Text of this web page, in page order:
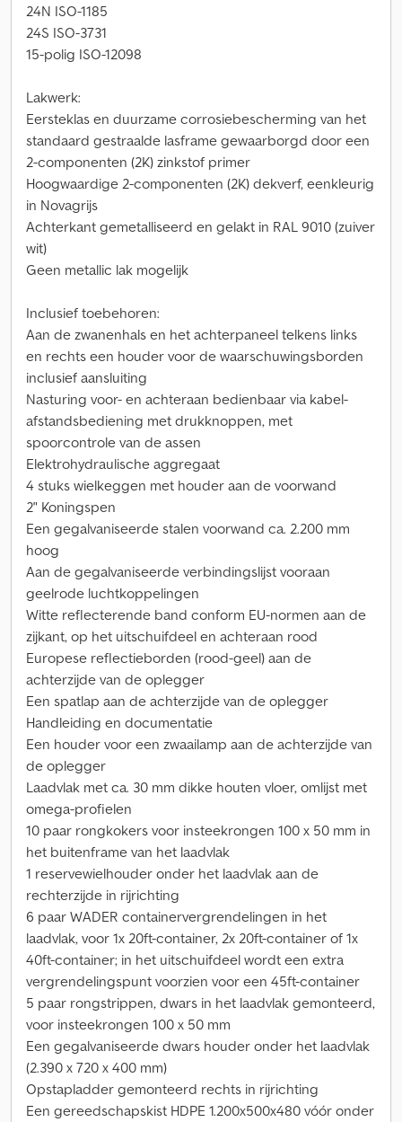
24N ISO-1185
24S ISO-3731
15-polig ISO-12098
Lakwerk:
Eersteklas en duurzame corrosiebescherming van het
standaard gestraalde lasframe gewaarborgd door een
2-componenten (2K) zinkstof primer
Hoogwaardige 2-componenten (2K) dekverf, eenkleurig
in Novagrijs
Achterkant gemetalliseerd en gelakt in RAL 9010 (zuiver
wit)
Geen metallic lak mogelijk
Inclusief toebehoren:
Aan de zwanenhals en het achterpaneel telkens links
en rechts een houder voor de waarschuwingsborden
inclusief aansluiting
Nasturing voor- en achteraan bedienbaar via kabel-
afstandsbediening met drukknoppen, met
spoorcontrole van de assen
Elektrohydraulische aggregaat
4 stuks wielkeggen met houder aan de voorwand
2" Koningspen
Een gegalvaniseerde stalen voorwand ca. 2.200 mm
hoog
Aan de gegalvaniseerde verbindingslijst vooraan
geelrode luchtkoppelingen
Witte reflecterende band conform EU-normen aan de
zijkant, op het uitschuifdeel en achteraan rood
Europese reflectieborden (rood-geel) aan de
achterzijde van de oplegger
Een spatlap aan de achterzijde van de oplegger
Handleiding en documentatie
Een houder voor een zwaailamp aan de achterzijde van
de oplegger
Laadvlak met ca. 30 mm dikke houten vloer, omlijst met
omega-profielen
10 paar rongkokers voor insteekrongen 100 x 50 mm in
het buitenframe van het laadvlak
1 reservewielhouder onder het laadvlak aan de
rechterzijde in rijrichting
6 paar WADER containervergrendelingen in het
laadvlak, voor 1x 20ft-container, 2x 20ft-container of 1x
40ft-container; in het uitschuifdeel wordt een extra
vergrendelingspunt voorzien voor een 45ft-container
5 paar rongstrippen, dwars in het laadvlak gemonteerd,
voor insteekrongen 100 x 50 mm
Een gegalvaniseerde dwars houder onder het laadvlak
(2.390 x 720 x 400 mm)
Opstapladder gemonteerd rechts in rijrichting
Een gereedschapskist HDPE 1.200x500x480 vóór onder